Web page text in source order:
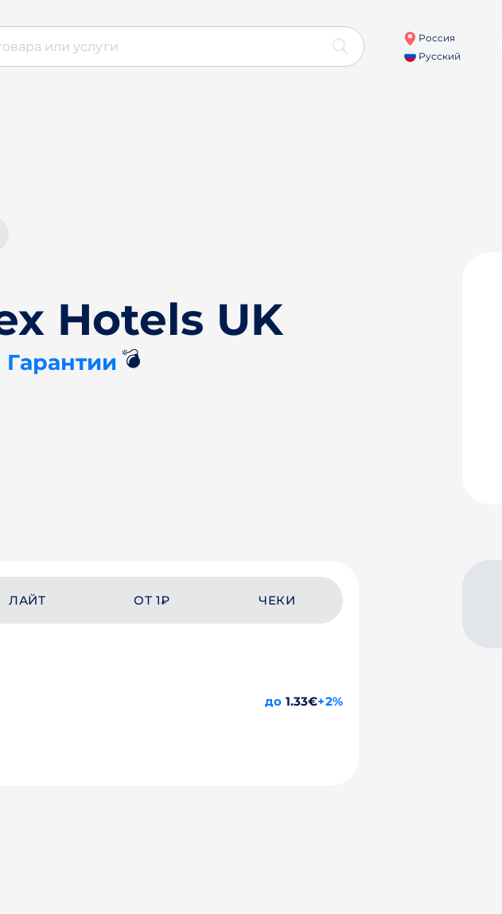
Россия
Русский
Hotels UK
Гарантии 💣
ЛАЙТ ОТ 1₽ ЧЕКИ
до 1.33€+2%